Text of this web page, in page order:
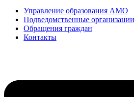
Управление образования АМО
Подведомственные организации
Обращения граждан
Контакты